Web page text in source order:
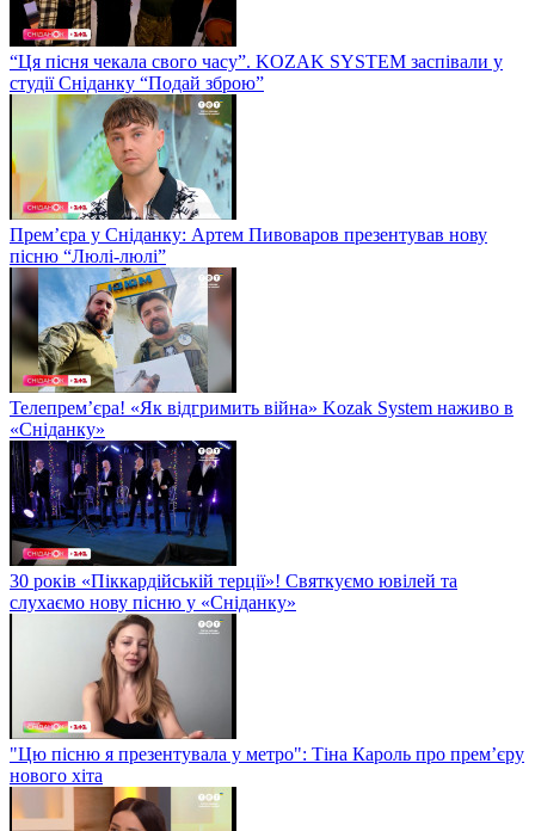
“Ця пісня чекала свого часу”. KOZAK SYSTEM заспівали у
студії Сніданку “Подай зброю”
Прем’єра у Сніданку: Артем Пивоваров презентував нову
пісню “Люлі-люлі”
Телепрем’єра! «Як відгримить війна» Kozak System наживо в
«Сніданку»
30 років «Піккардійській терції»! Святкуємо ювілей та
слухаємо нову пісню у «Сніданку»
"Цю пісню я презентувала у метро": Тіна Кароль про прем’єру
нового хіта